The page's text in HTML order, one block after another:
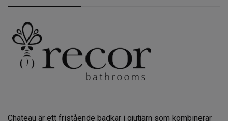
Chateau är ett fristående badkar i gjutjärn som kombinerar